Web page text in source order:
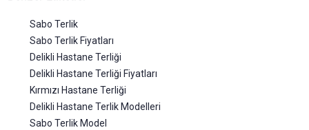
Sabo Terlik
Sabo Terlik Fiyatları
Delikli Hastane Terliği
Delikli Hastane Terliği Fiyatları
Kırmızı Hastane Terliği
Delikli Hastane Terlik Modelleri
Sabo Terlik Model